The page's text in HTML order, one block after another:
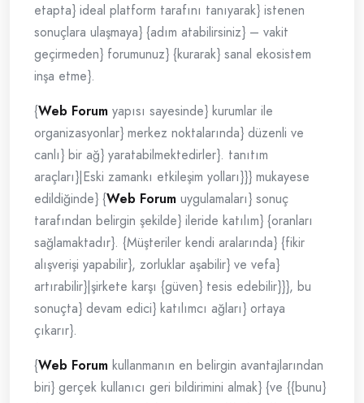
etapta} ideal platform tarafını tanıyarak} istenen
sonuçlara ulaşmaya} {adım atabilirsiniz} – vakit
geçirmeden} forumunuz} {kurarak} sanal ekosistem
inşa etme}.
{Web Forum yapısı sayesinde} kurumlar ile
organizasyonlar} merkez noktalarında} düzenli ve
canlı} bir ağ} yaratabilmektedirler}. tanıtım
araçları}|Eski zamankı etkileşim yolları}}} mukayese
edildiğinde} {Web Forum uygulamaları} sonuç
tarafından belirgin şekilde} ileride katılım} {oranları
sağlamaktadır}. {Müşteriler kendi aralarında} {fikir
alışverişi yapabilir}, zorluklar aşabilir} ve vefa}
artırabilir}|şirkete karşı {güven} tesis edebilir}}}, bu
sonuçta} devam edici} katılımcı ağları} ortaya
çıkarır}.
{Web Forum kullanmanın en belirgin avantajlarından
biri} gerçek kullanıcı geri bildirimini almak} {ve {{bunu}